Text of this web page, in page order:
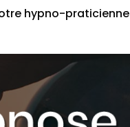
hypno-praticienne